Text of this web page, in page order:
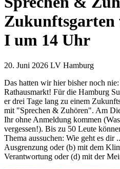
Zukunftsgarten
I um 14 Uhr
20. Juni 2026 LV Hamburg
Das hatten wir hier bisher noch
Rathausmarkt! Für die Hamburg
er drei Tage lang zu einem
mit "Sprechen & Zuhören". Am
Ihr ohne Anmeldung kommen
vergessen!). Bis zu 50 Leute
Thema aussuchen: Wie geht es
Ausgrenzung oder (b) mit dem
Verantwortung oder (d) mit der